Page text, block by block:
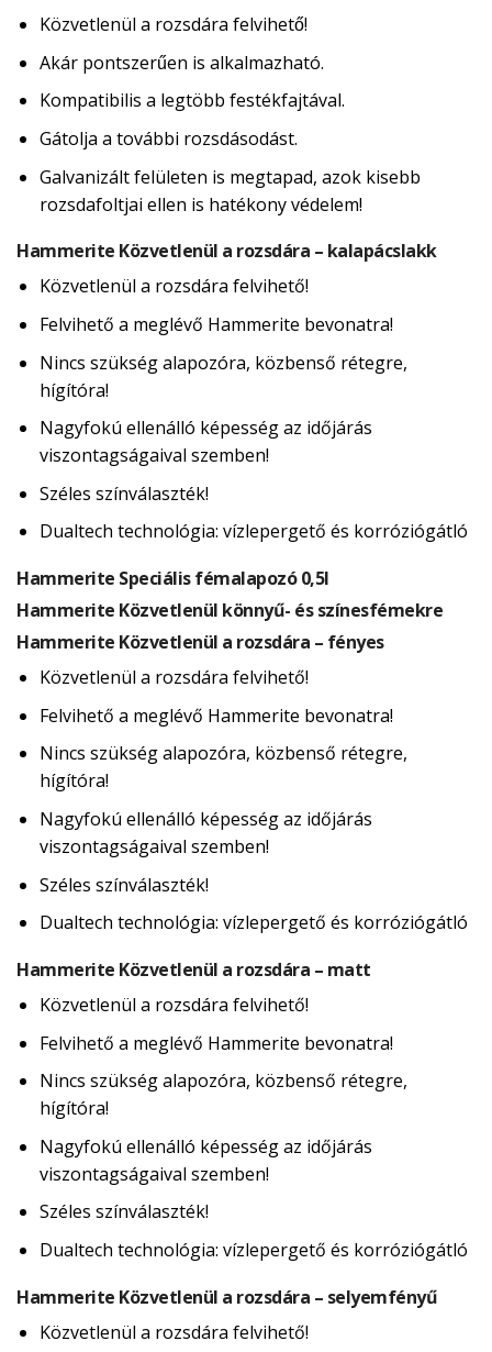
Közvetlenül a rozsdára felvihető!
Akár pontszerűen is alkalmazható.
Kompatibilis a legtöbb festékfajtával.
Gátolja a további rozsdásodást.
Galvanizált felületen is megtapad, azok kisebb
rozsdafoltjai ellen is hatékony védelem!
Hammerite Közvetlenül a rozsdára – kalapácslakk
Közvetlenül a rozsdára felvihető!
Felvihető a meglévő Hammerite bevonatra!
Nincs szükség alapozóra, közbenső rétegre,
hígítóra!
Nagyfokú ellenálló képesség az időjárás
viszontagságaival szemben!
Széles színválaszték!
Dualtech technológia: vízlepergető és korróziógátló
Hammerite Speciális fémalapozó 0,5l
Hammerite Közvetlenül könnyű- és színesfémekre
Hammerite Közvetlenül a rozsdára – fényes
Közvetlenül a rozsdára felvihető!
Felvihető a meglévő Hammerite bevonatra!
Nincs szükség alapozóra, közbenső rétegre,
hígítóra!
Nagyfokú ellenálló képesség az időjárás
viszontagságaival szemben!
Széles színválaszték!
Dualtech technológia: vízlepergető és korróziógátló
Hammerite Közvetlenül a rozsdára – matt
Közvetlenül a rozsdára felvihető!
Felvihető a meglévő Hammerite bevonatra!
Nincs szükség alapozóra, közbenső rétegre,
hígítóra!
Nagyfokú ellenálló képesség az időjárás
viszontagságaival szemben!
Széles színválaszték!
Dualtech technológia: vízlepergető és korróziógátló
Hammerite Közvetlenül a rozsdára – selyemfényű
Közvetlenül a rozsdára felvihető!